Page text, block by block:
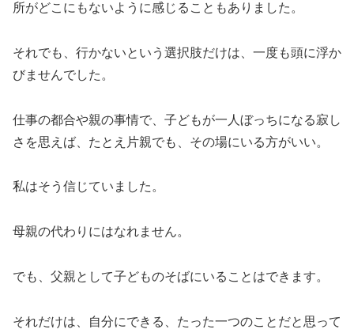
所がどこにもないように感じることもありました。
それでも、行かないという選択肢だけは、一度も頭に浮か
びませんでした。
仕事の都合や親の事情で、子どもが一人ぼっちになる寂し
さを思えば、たとえ片親でも、その場にいる方がいい。
私はそう信じていました。
母親の代わりにはなれません。
でも、父親として子どものそばにいることはできます。
それだけは、自分にできる、たった一つのことだと思って